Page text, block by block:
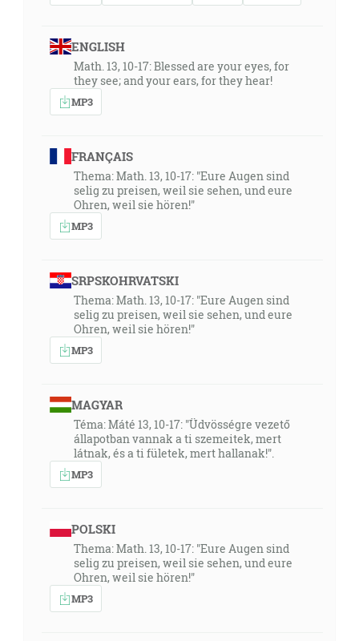
ENGLISH
Math. 13, 10-17: Blessed are your eyes, for
they see; and your ears, for they hear!
MP3
FRANÇAIS
Thema: Math. 13, 10-17: "Eure Augen sind
selig zu preisen, weil sie sehen, und eure
Ohren, weil sie hören!"
MP3
SRPSKOHRVATSKI
Thema: Math. 13, 10-17: "Eure Augen sind
selig zu preisen, weil sie sehen, und eure
Ohren, weil sie hören!"
MP3
MAGYAR
Téma: Máté 13, 10-17: "Üdvösségre vezető
állapotban vannak a ti szemeitek, mert
látnak, és a ti fületek, mert hallanak!".
MP3
POLSKI
Thema: Math. 13, 10-17: "Eure Augen sind
selig zu preisen, weil sie sehen, und eure
Ohren, weil sie hören!"
MP3